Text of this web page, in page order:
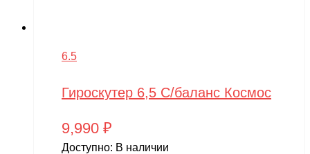
6.5
Гироскутер 6,5 С/баланс Космос
9,990 ₽
Доступно: В наличии